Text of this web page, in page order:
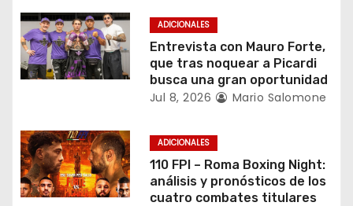
n
t
r
d
a
ADICIONALES
Entrevista con Mauro Forte,
que tras noquear a Picardi
busca una gran oportunidad
Jul 8, 2026 Mario Salomone
ADICIONALES
110 FPI – Roma Boxing Night:
análisis y pronósticos de los
cuatro combates titulares